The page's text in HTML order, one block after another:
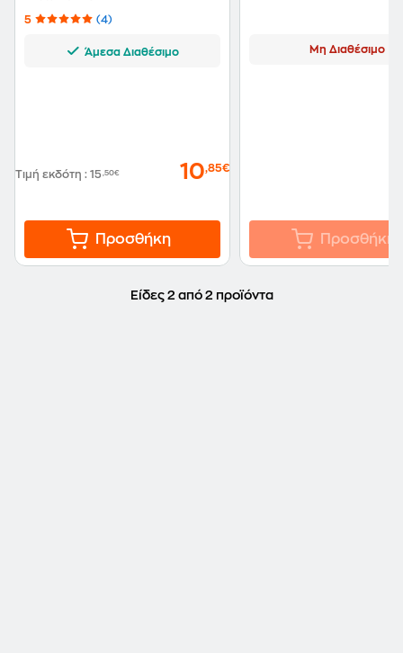
5 (4)
Άμεσα Διαθέσιμο
Τιμή εκδότη : 15,50€ 10,85€
Προσθήκη
Μη Διαθέσιμο
Προσθήκη
Είδες 2 από 2 προϊόντα